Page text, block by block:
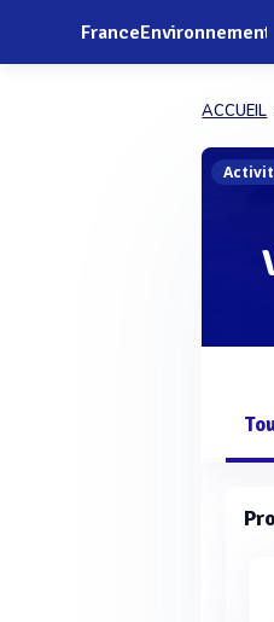
FranceEnvironnement
ACCUEIL